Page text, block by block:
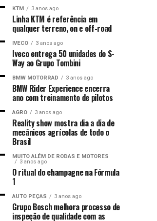
KTM 3 anos ago
Linha KTM é referência em
qualquer terreno, on e off-road
IVECO 3 anos ago
Iveco entrega 50 unidades do S-
Way ao Grupo Tombini
BMW MOTORRAD 3 anos ago
BMW Rider Experience encerra
ano com treinamento de pilotos
AGRO 3 anos ago
Reality show mostra dia a dia de
mecânicos agrícolas de todo o
Brasil
MUITO ALÉM DE RODAS E MOTORES
3 anos ago
O ritual do champagne na Fórmula
1
AUTO PEÇAS 3 anos ago
Grupo Bosch melhora processo de
inspeção de qualidade com as